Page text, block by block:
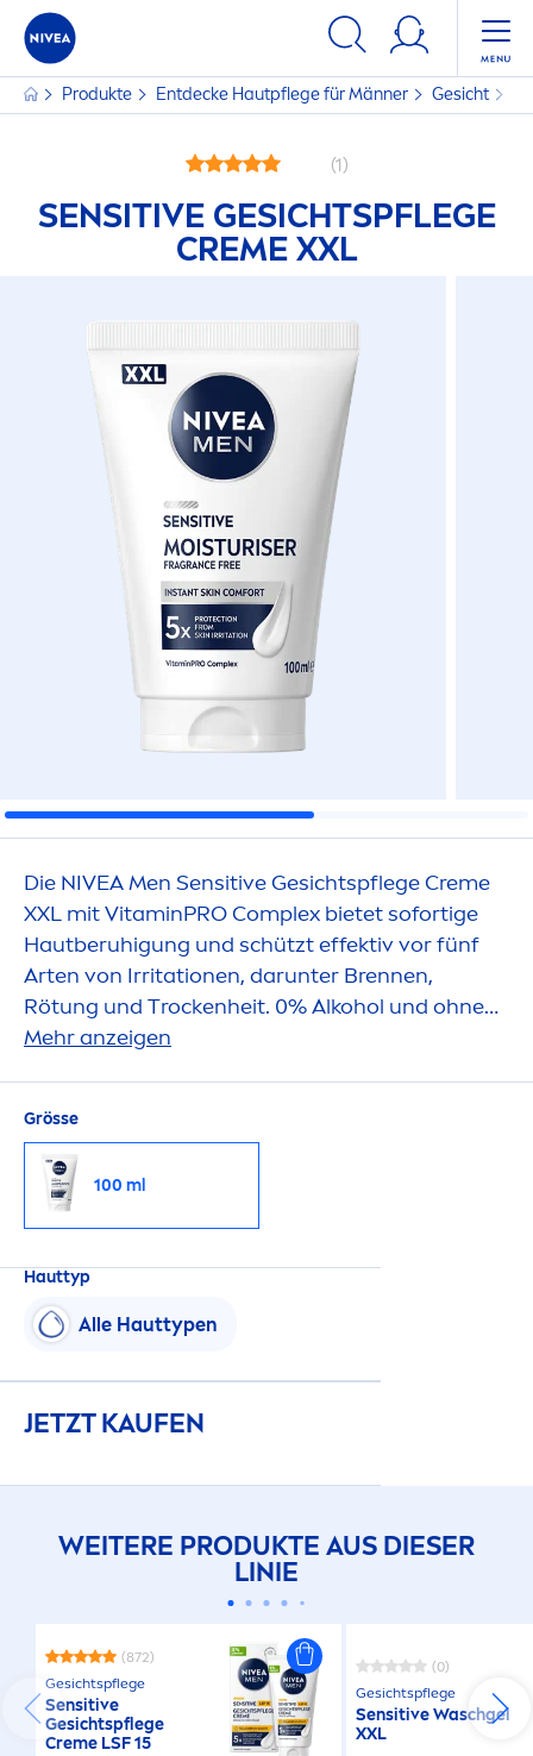
Produkte Entdecke Hautpflege für Männer Gesicht
(1)
SENSITIVEGESICHTSPFLEGE
CREMEXXL
Die NIVEAMen Sensitive Gesichtspflege Creme
XXL mitVitaminPRO Complex bietet sofortige
Hautberuhigung und schützt effektiv vor fünf
Arten von Irritationen, darunter Brennen,
Rötung und Trockenheit. 0% Alkohol und ohne
Duftstoffe für empfindliche Haut.
Mehr anzeigen
Grösse
100 ml
Hauttyp
Alle Hauttypen
JETZT KAUFEN
WEITERE PRODUKTE AUS DIESER
LINIE
(872)
Gesichtspflege
Sensitive
Gesichtspflege
Creme LSF 15
(0)
Gesichtspflege
SensitiveWaschgel
XXL